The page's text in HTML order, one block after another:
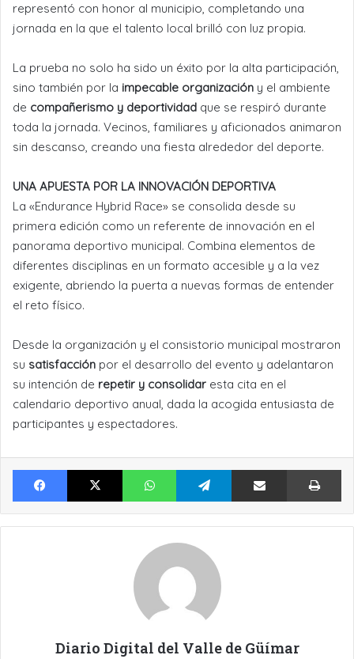
representó con honor al municipio, completando una
jornada en la que el talento local brilló con luz propia.
La prueba no solo ha sido un éxito por la alta participación,
sino también por la impecable organización y el ambiente
de compañerismo y deportividad que se respiró durante
toda la jornada. Vecinos, familiares y aficionados animaron
sin descanso, creando una fiesta alrededor del deporte.
UNA APUESTA POR LA INNOVACIÓN DEPORTIVA
La «Endurance Hybrid Race» se consolida desde su
primera edición como un referente de innovación en el
panorama deportivo municipal. Combina elementos de
diferentes disciplinas en un formato accesible y a la vez
exigente, abriendo la puerta a nuevas formas de entender
el reto físico.
Desde la organización y el consistorio municipal mostraron
su satisfacción por el desarrollo del evento y adelantaron
su intención de repetir y consolidar esta cita en el
calendario deportivo anual, dada la acogida entusiasta de
participantes y espectadores.
Facebook X WhatsApp Telegram Compartir por Email
Diario Digital del Valle de Güímar